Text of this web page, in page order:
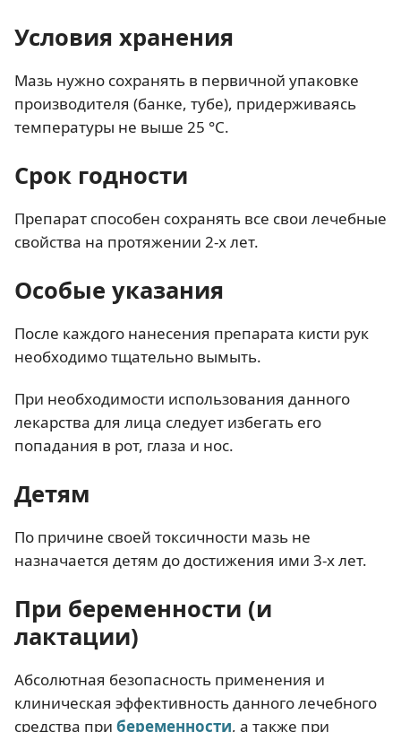
Условия хранения
Мазь нужно сохранять в первичной упаковке
производителя (банке, тубе), придерживаясь
температуры не выше 25 °С.
Срок годности
Препарат способен сохранять все свои лечебные
свойства на протяжении 2-х лет.
Особые указания
После каждого нанесения препарата кисти рук
необходимо тщательно вымыть.
При необходимости использования данного
лекарства для лица следует избегать его
попадания в рот, глаза и нос.
Детям
По причине своей токсичности мазь не
назначается детям до достижения ими 3-х лет.
При беременности (и
лактации)
Абсолютная безопасность применения и
клиническая эффективность данного лечебного
средства при беременности, а также при